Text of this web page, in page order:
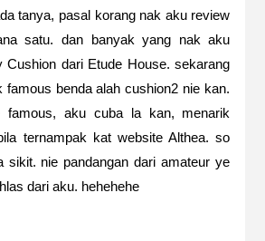
tanya, pasal korang nak aku review
satu. dan banyak yang nak aku
Cushion dari Etude House. sekarang
famous benda alah cushion2 nie kan.
famous, aku cuba la kan, menarik
ternampak kat website Althea. so
sikit. nie pandangan dari amateur ye
dari aku. hehehehe